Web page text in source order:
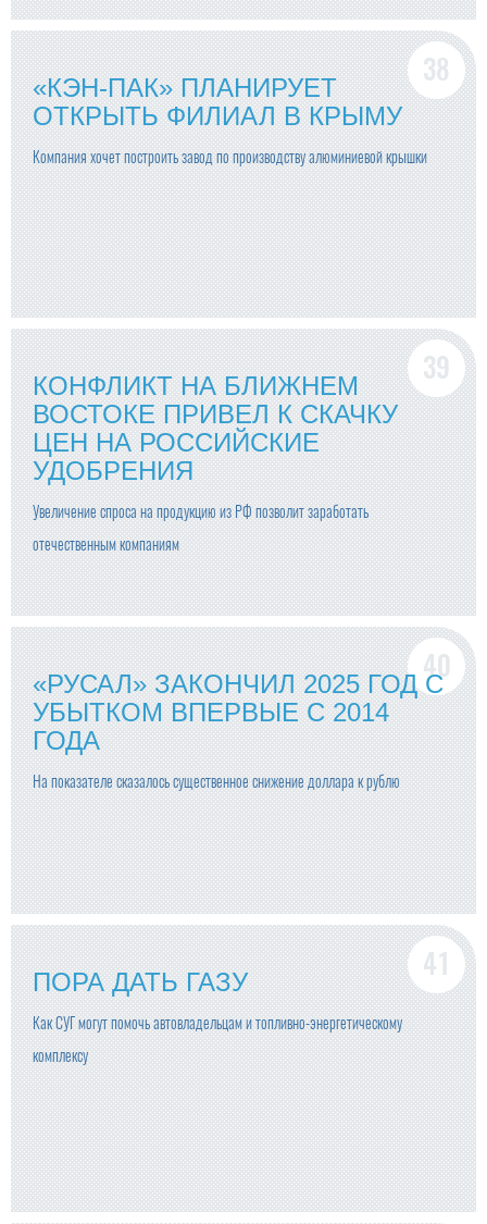
«КЭН-ПАК» ПЛАНИРУЕТ
ОТКРЫТЬ ФИЛИАЛ В КРЫМУ
Компания хочет построить завод по производству алюминиевой крышки
КОНФЛИКТ НА БЛИЖНЕМ
ВОСТОКЕ ПРИВЕЛ К СКАЧКУ
ЦЕН НА РОССИЙСКИЕ
УДОБРЕНИЯ
Увеличение спроса на продукцию из РФ позволит заработать
отечественным компаниям
«РУСАЛ» ЗАКОНЧИЛ 2025 ГОД С
УБЫТКОМ ВПЕРВЫЕ С 2014
ГОДА
На показателе сказалось существенное снижение доллара к рублю
ПОРА ДАТЬ ГАЗУ
Как СУГ могут помочь автовладельцам и топливно-энергетическому
комплексу